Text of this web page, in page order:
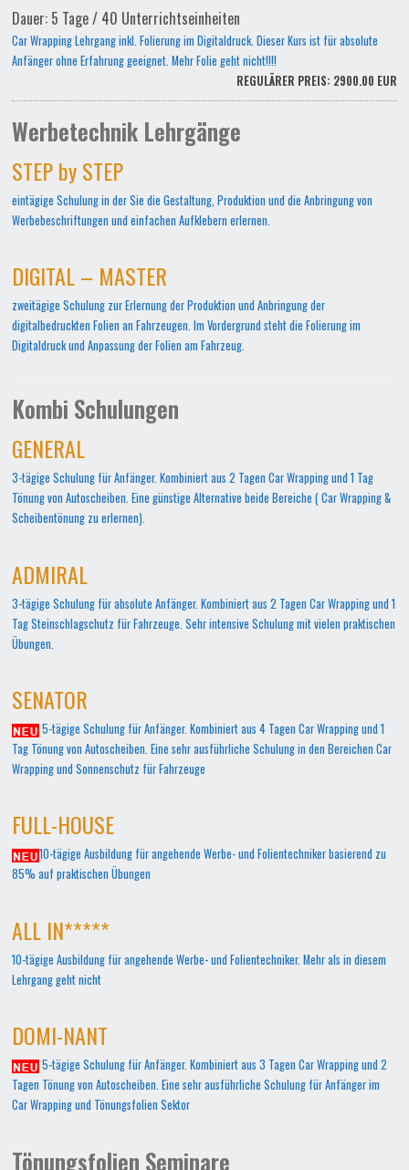
Dauer: 5 Tage / 40 Unterrichtseinheiten
Car Wrapping Lehrgang inkl. Folierung im Digitaldruck. Dieser Kurs ist für absolute
Anfänger ohne Erfahrung geeignet. Mehr Folie geht nicht!!!!
REGULÄRER PREIS: 2900.00 EUR
Werbetechnik Lehrgänge
STEP by STEP
eintägige Schulung in der Sie die Gestaltung, Produktion und die Anbringung von
Werbebeschriftungen und einfachen Aufklebern erlernen.
DIGITAL – MASTER
zweitägige Schulung zur Erlernung der Produktion und Anbringung der
digitalbedruckten Folien an Fahrzeugen. Im Vordergrund steht die Folierung im
Digitaldruck und Anpassung der Folien am Fahrzeug.
Kombi Schulungen
GENERAL
3-tägige Schulung für Anfänger. Kombiniert aus 2 Tagen Car Wrapping und 1 Tag
Tönung von Autoscheiben. Eine günstige Alternative beide Bereiche ( Car Wrapping &
Scheibentönung zu erlernen).
ADMIRAL
3-tägige Schulung für absolute Anfänger. Kombiniert aus 2 Tagen Car Wrapping und 1
Tag Steinschlagschutz für Fahrzeuge. Sehr intensive Schulung mit vielen praktischen
Übungen.
SENATOR
5-tägige Schulung für Anfänger. Kombiniert aus 4 Tagen Car Wrapping und 1
Tag Tönung von Autoscheiben. Eine sehr ausführliche Schulung in den Bereichen Car
Wrapping und Sonnenschutz für Fahrzeuge
FULL-HOUSE
10-tägige Ausbildung für angehende Werbe- und Folientechniker basierend zu
85% auf praktischen Übungen
ALL IN*****
10-tägige Ausbildung für angehende Werbe- und Folientechniker. Mehr als in diesem
Lehrgang geht nicht
DOMI-NANT
5-tägige Schulung für Anfänger. Kombiniert aus 3 Tagen Car Wrapping und 2
Tagen Tönung von Autoscheiben. Eine sehr ausführliche Schulung für Anfänger im
Car Wrapping und Tönungsfolien Sektor
Tönungsfolien Seminare